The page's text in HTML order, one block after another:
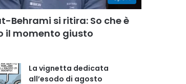
Behrami si ritira: So che è
il momento giusto
La vignetta dedicata
all’esodo di agosto